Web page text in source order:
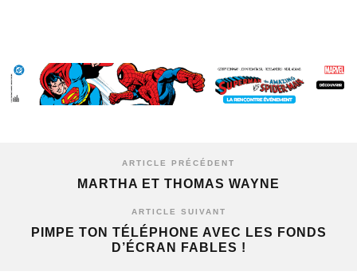
ARTICLE PRÉCÉDENT
MARTHA ET THOMAS WAYNE
ARTICLE SUIVANT
PIMPE TON TÉLÉPHONE AVEC LES FONDS
D’ÉCRAN FABLES !